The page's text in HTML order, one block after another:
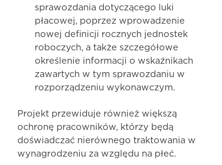
sprawozdania dotyczącego luki
płacowej, poprzez wprowadzenie
nowej definicji rocznych jednostek
roboczych, a także szczegółowe
określenie informacji o wskaźnikach
zawartych w tym sprawozdaniu w
rozporządzeniu wykonawczym.
Projekt przewiduje również większą
ochronę pracowników, którzy będą
doświadczać nierównego traktowania w
wynagrodzeniu za względu na płeć.